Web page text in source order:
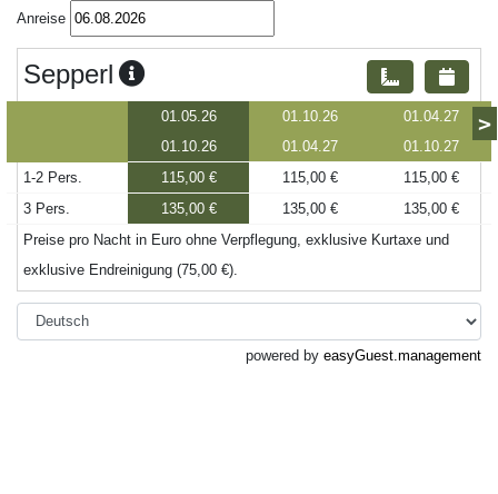
Anreise
Sepperl
>
01.05.26
01.10.26
01.10.26
01.04.27
01.04.27
01.10.27
1-2 Pers.
115,00 € 115,00 €
115,00 €
3 Pers.
135,00 € 135,00 €
135,00 €
Preise pro Nacht in Euro ohne Verpflegung, exklusive Kurtaxe und
exklusive Endreinigung (75,00 €).
powered by easyGuest.management